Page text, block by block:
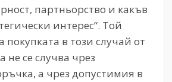
партньорство и какъв
интерес“. Той
в този случай от
не се случва чрез
а чрез допустимия в